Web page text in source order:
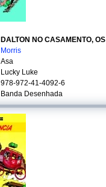
DALTON NO CASAMENTO, OS
Morris
Asa
Lucky Luke
978-972-41-4092-6
Banda Desenhada